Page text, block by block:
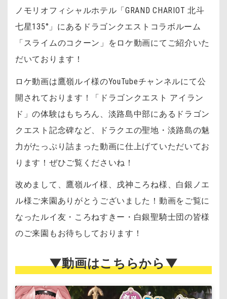
ノモリオフィシャルホテル「GRAND CHARIOT 北斗
七星135°」にあるドラゴンクエストコラボルーム
「スライムのコクーン」をロケ動画にてご紹介いた
だいております！
ロケ動画は鷹嶺ルイ様のYouTubeチャンネルにて公
開されております！「ドラゴンクエスト アイラン
ド」の体験はもちろん、淡路島中部にあるドラゴン
クエスト記念碑など、ドラクエの聖地・淡路島の魅
力がたっぷり詰まった動画に仕上げていただいてお
ります！ぜひご覧くださいね！
改めまして、鷹嶺ルイ様、戌神ころね様、白銀ノエ
ル様ご来園ありがとうございました！動画をご覧に
なったルイ友・ころねすきー・白銀聖騎士団の皆様
のご来園もお待ちしております！
▼動画はこちらから▼